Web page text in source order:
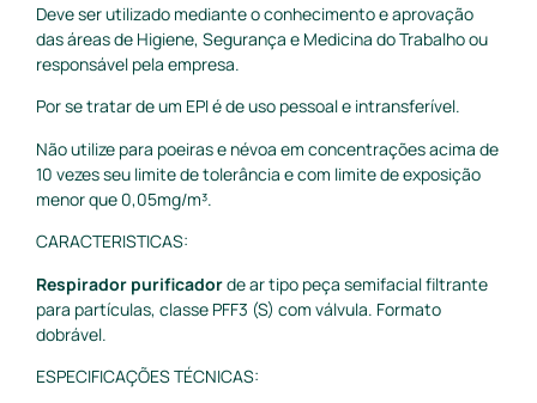
Deve ser utilizado mediante o conhecimento e aprovação
das áreas de Higiene, Segurança e Medicina do Trabalho ou
responsável pela empresa.
Por se tratar de um EPI é de uso pessoal e intransferível.
Não utilize para poeiras e névoa em concentrações acima de
10 vezes seu limite de tolerância e com limite de exposição
menor que 0,05mg/m³.
CARACTERISTICAS:
Respirador purificadorde ar tipo peça semifacial filtrante
para partículas, classe PFF3 (S) com válvula. Formato
dobrável.
ESPECIFICAÇÕES TÉCNICAS: